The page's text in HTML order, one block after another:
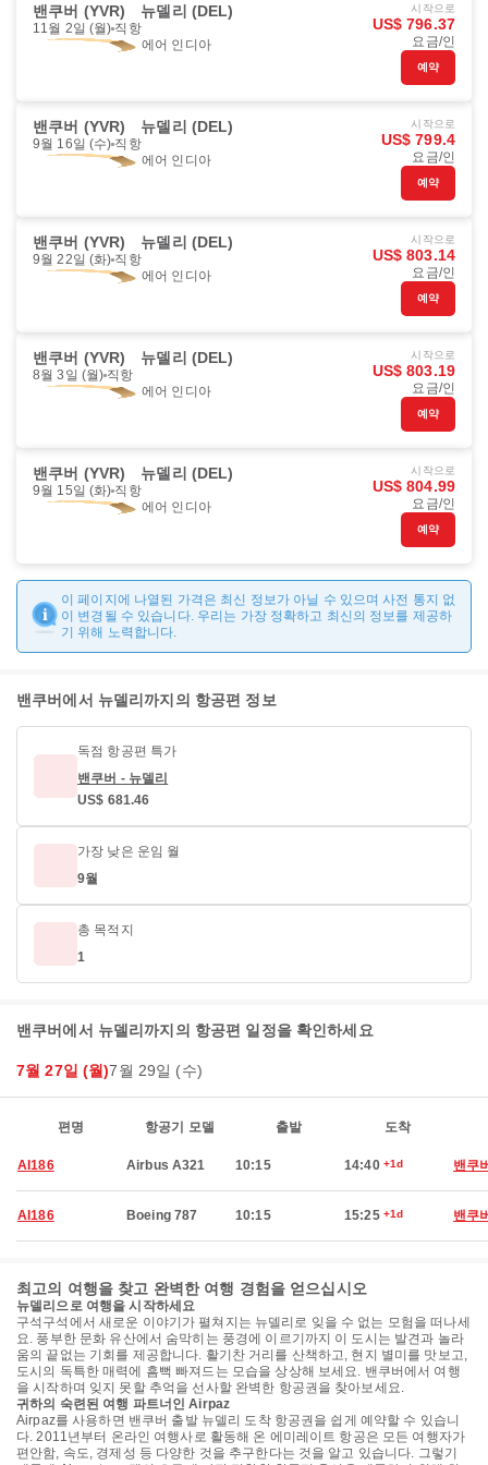
밴쿠버 (YVR) 뉴델리 (DEL)
11월 2일 (월) 직항
에어 인디아
시작으로
US$ 796.37
요금/인
예약
밴쿠버 (YVR) 뉴델리 (DEL)
9월 16일 (수) 직항
에어 인디아
시작으로
US$ 799.4
요금/인
예약
밴쿠버 (YVR) 뉴델리 (DEL)
9월 22일 (화) 직항
에어 인디아
시작으로
US$ 803.14
요금/인
예약
밴쿠버 (YVR) 뉴델리 (DEL)
8월 3일 (월) 직항
에어 인디아
시작으로
US$ 803.19
요금/인
예약
밴쿠버 (YVR) 뉴델리 (DEL)
9월 15일 (화) 직항
에어 인디아
시작으로
US$ 804.99
요금/인
예약
이 페이지에 나열된 가격은 최신 정보가 아닐 수 있으며 사전 통지 없
이 변경될 수 있습니다. 우리는 가장 정확하고 최신의 정보를 제공하
기 위해 노력합니다.
밴쿠버에서 뉴델리까지의 항공편 정보
독점 항공편 특가
밴쿠버 - 뉴델리
US$ 681.46
가장 낮은 운임 월
9월
총 목적지
1
밴쿠버에서 뉴델리까지의 항공편 일정을 확인하세요
7월 27일 (월)7월 29일 (수)
편명 항공기 모델 출발 도착
AI186 Airbus A321 10:15 14:40 +1d 밴쿠
AI186 Boeing 787 10:15 15:25 +1d 밴쿠
최고의 여행을 찾고 완벽한 여행 경험을 얻으십시오
뉴델리으로 여행을 시작하세요
구석구석에서 새로운 이야기가 펼쳐지는 뉴델리로 잊을 수 없는 모험을 떠나세
요. 풍부한 문화 유산에서 숨막히는 풍경에 이르기까지 이 도시는 발견과 놀라
움의 끝없는 기회를 제공합니다. 활기찬 거리를 산책하고, 현지 별미를 맛보고,
도시의 독특한 매력에 흠뻑 빠져드는 모습을 상상해 보세요. 밴쿠버에서 여행
을 시작하며 잊지 못할 추억을 선사할 완벽한 항공권을 찾아보세요.
귀하의 숙련된 여행 파트너인 Airpaz
Airpaz를 사용하면 밴쿠버 출발 뉴델리 도착 항공권을 쉽게 예약할 수 있습니
다. 2011년부터 온라인 여행사로 활동해 온 에미레이트 항공은 모든 여행자가
편안함, 속도, 경제성 등 다양한 것을 추구한다는 것을 알고 있습니다. 그렇기